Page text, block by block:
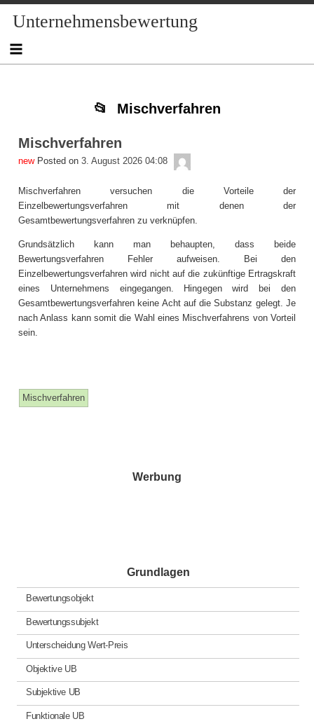
to
to
to
NAV_MENU-
to
NAV_MENU-
to
NAV_MENU-
to
NAV_MENU-
to
MSCHANDL
to
to
to
Unternehmensbewertung
Mischverfahren
Mischverfahren
Posted on 3. August 2026 04:08
Mischverfahren versuchen die Vorteile der
Einzelbewertungsverfahren mit denen der
Gesamtbewertungsverfahren zu verknüpfen.
Grundsätzlich kann man behaupten, dass beide
Bewertungsverfahren Fehler aufweisen. Bei den
Einzelbewertungsverfahren wird nicht auf die zukünftige Ertragskraft
eines Unternehmens eingegangen. Hingegen wird bei den
Gesamtbewertungsverfahren keine Acht auf die Substanz gelegt. Je
nach Anlass kann somit die Wahl eines Mischverfahrens von Vorteil
sein.
Mischverfahren
Werbung
Grundlagen
Bewertungsobjekt
Bewertungssubjekt
Unterscheidung Wert-Preis
Objektive UB
Subjektive UB
Funktionale UB